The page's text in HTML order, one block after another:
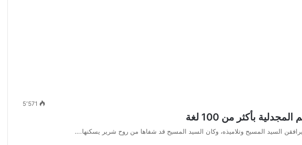
5٬571
بأكثر من 100 لغة
السيد المسيح وتلاميذه، وكان السيد المسيح قد شفاها من روح شرير يسكنها.…